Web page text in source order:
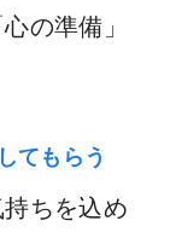
の準備」
てもらう
ちを込め